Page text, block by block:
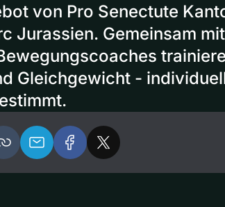
von Pro Senectute
Jurassien. Gemeinsam mit
Gleichgewicht -